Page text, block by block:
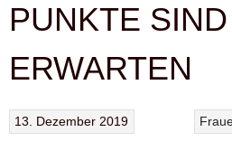
PUNKTE
ERWARTEN
13. Dezember 2019